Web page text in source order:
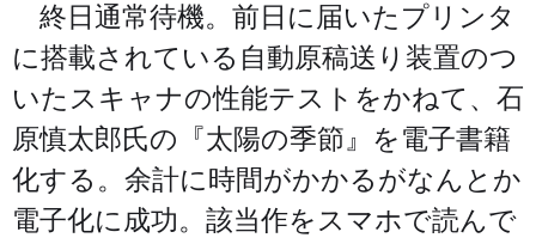
終日通常待機。前日に届いたプリンタ
に搭載されている自動原稿送り装置のつ
いたスキャナの性能テストをかねて、石
原慎太郎氏の『太陽の季節』を電子書籍
化する。余計に時間がかかるがなんとか
電子化に成功。該当作をスマホで読んで